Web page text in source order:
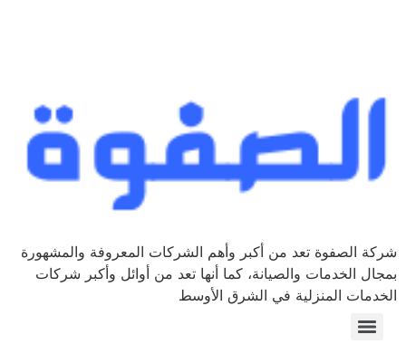
شركة الصفوة تعد من أكبر وأهم الشركات المعروفة والمشهورة
بمجال الخدمات والصيانة، كما أنها تعد من أوائل وأكبر شركات
الخدمات المنزلية في الشرق الأوسط